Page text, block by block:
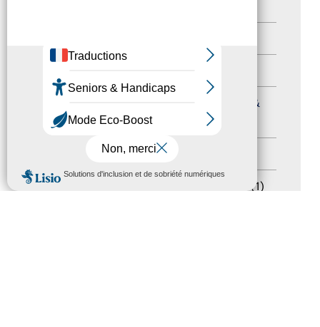
MENU
Journées nationales Tourisme &
Handicap(5)
Salons(11)
(1)